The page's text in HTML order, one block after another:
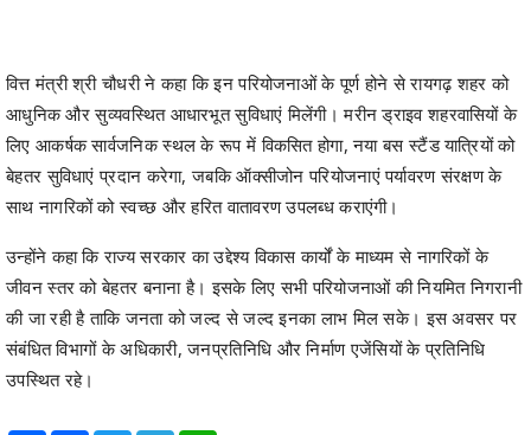
वित्त मंत्री श्री चौधरी ने कहा कि इन परियोजनाओं के पूर्ण होने से रायगढ़ शहर को
आधुनिक और सुव्यवस्थित आधारभूत सुविधाएं मिलेंगी। मरीन ड्राइव शहरवासियों के
लिए आकर्षक सार्वजनिक स्थल के रूप में विकसित होगा, नया बस स्टैंड यात्रियों को
बेहतर सुविधाएं प्रदान करेगा, जबकि ऑक्सीजोन परियोजनाएं पर्यावरण संरक्षण के
साथ नागरिकों को स्वच्छ और हरित वातावरण उपलब्ध कराएंगी।
उन्होंने कहा कि राज्य सरकार का उद्देश्य विकास कार्यों के माध्यम से नागरिकों के
जीवन स्तर को बेहतर बनाना है। इसके लिए सभी परियोजनाओं की नियमित निगरानी
की जा रही है ताकि जनता को जल्द से जल्द इनका लाभ मिल सके। इस अवसर पर
संबंधित विभागों के अधिकारी, जनप्रतिनिधि और निर्माण एजेंसियों के प्रतिनिधि
उपस्थित रहे।